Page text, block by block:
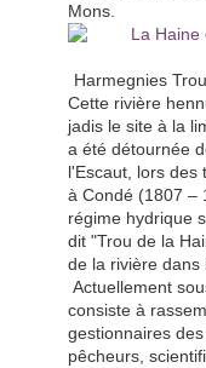
Mons.
Harmegnies
Cette rivière
jadis le site à la
a été détournée
l'Escaut, lors des
à Condé (1807 –
régime hydrique
dit "Trou de la
de la rivière dans
Actuellement
consiste à
gestionnaires
pêcheurs,